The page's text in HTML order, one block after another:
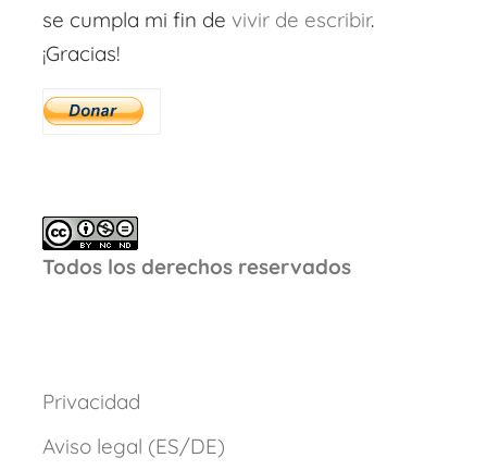
se cumpla mi fin de vivir de escribir.
¡Gracias!
Todos los derechos reservados
Privacidad
Aviso legal (ES/DE)